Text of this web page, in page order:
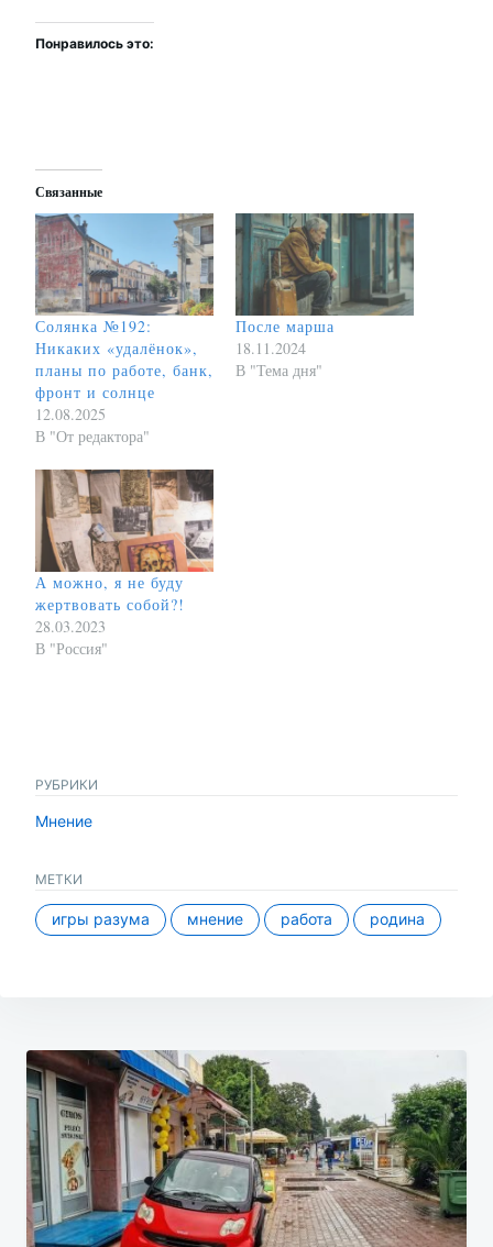
Понравилось это:
Связанные
Солянка №192:
Никаких «удалёнок»,
планы по работе, банк,
фронт и солнце
12.08.2025
В "От редактора"
После марша
18.11.2024
В "Тема дня"
А можно, я не буду
жертвовать собой?!
28.03.2023
В "Россия"
РУБРИКИ
Мнение
МЕТКИ
игры разума мнение работа родина
Навигация
по
записям